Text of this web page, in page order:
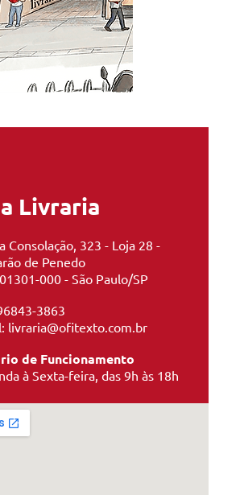
Livraria
Consolação, 323 - Loja 28 -
de Penedo
000 - São Paulo/SP
3863
livraria@ofitexto.com.br
de Funcionamento
à Sexta-feira, das 9h às 18h